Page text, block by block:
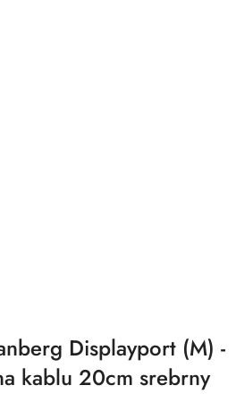
Displayport (M) -
kablu 20cm srebrny